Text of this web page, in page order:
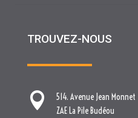
TROUVEZ-NOUS

514. Avenue Jean Monnet
ZAE La Pile Budéou